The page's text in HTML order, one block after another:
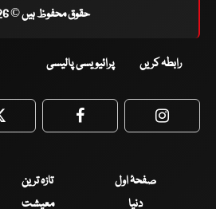
حقوق محفوظ ہیں © 2026
رابطہ کریں پرائیویسی پالیسی
Twitter Facebook
صفحۂ اول تازہ ترین
دنیا
معیشت